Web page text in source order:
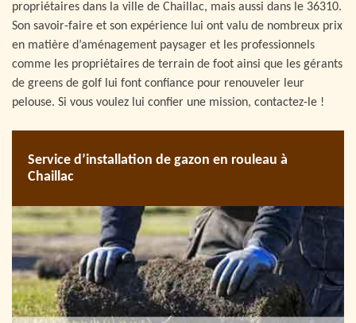
propriétaires dans la ville de Chaillac, mais aussi dans le 36310.
Son savoir-faire et son expérience lui ont valu de nombreux prix
en matière d’aménagement paysager et les professionnels
comme les propriétaires de terrain de foot ainsi que les gérants
de greens de golf lui font confiance pour renouveler leur
pelouse. Si vous voulez lui confier une mission, contactez-le !
Service d’installation de gazon en rouleau à
Chaillac